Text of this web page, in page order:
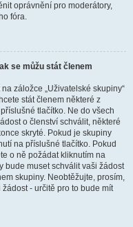
oprávnění pro moderátory,
fóra.
se můžu stát členem
záložce „Uživatelské skupiny“
stát členem některé z
tlačítko. Ne do všech
o členství schválit, některé
skryté. Pokud je skupiny
na příslušné tlačítko. Pokud
o ně požádat kliknutím na
bude muset schválit vaši žádost
skupiny. Neobtěžujte, prosím,
- určitě pro to bude mít